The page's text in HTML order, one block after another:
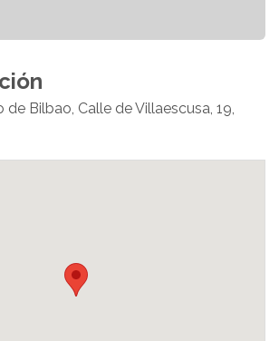
de Bilbao, Calle de Villaescusa, 19,